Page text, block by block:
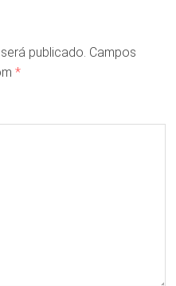
publicado. Campos
*